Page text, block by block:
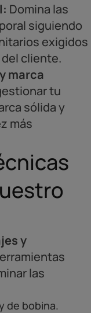
Domina las
siguiendo
exigidos
cliente.
marca
tu
sólida y
más
y
las
de bobina.